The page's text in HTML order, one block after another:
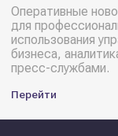
Оперативные
для
использования
бизнеса,
пресс-службами.
Перейти